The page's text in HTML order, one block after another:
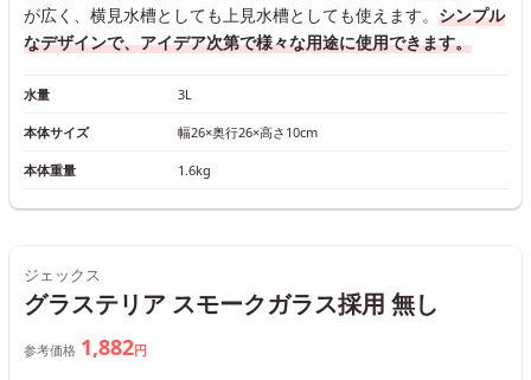
が広く、横見水槽としても上見水槽としても使えます。 シンプル
なデザインで、アイデア次第で様々な用途に使用できます。
水量 3L
本体サイズ 幅26×奥行26×高さ10cm
本体重量 1.6kg
ジェックス
グラステリア スモークガラス採用 無し
参考価格 1,882円